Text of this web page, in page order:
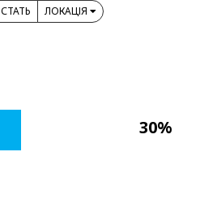
СТАТЬ ЛОКАЦІЯ
30%